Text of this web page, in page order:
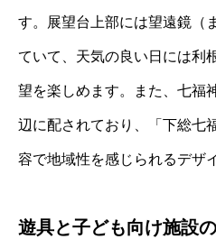
す。展望台上部には望遠鏡（
ていて、天気の良い日には利
望を楽しめます。また、七福
辺に配されており、「下総七
容で地域性を感じられるデザ
遊具と子ども向け施設